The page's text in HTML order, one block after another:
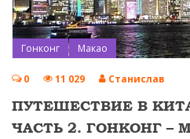
Гонконг Макао
0 11 029 Станислав
ПУТЕШЕСТВИЕ В
ЧАСТЬ 2. ГОНКОНГ –